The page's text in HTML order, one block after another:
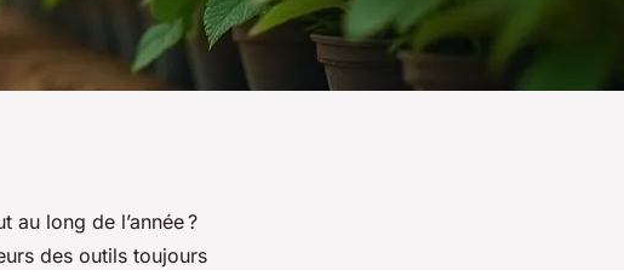
au long de l’année ?
des outils toujours